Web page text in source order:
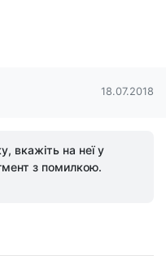
18.07.2018
вкажіть на неї у
з помилкою.